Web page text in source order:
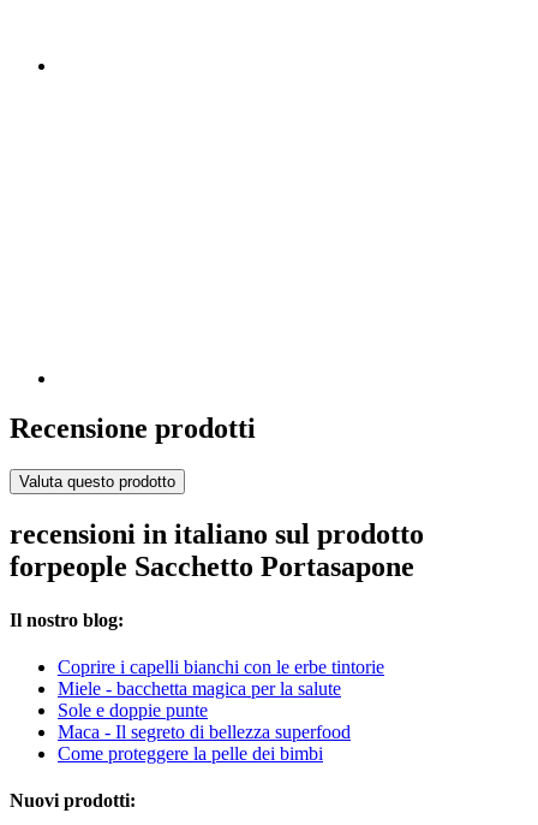
Recensione prodotti
Valuta questo prodotto
recensioni in italiano sul prodotto
forpeople Sacchetto Portasapone
Il nostro blog:
Coprire i capelli bianchi con le erbe tintorie
Miele - bacchetta magica per la salute
Sole e doppie punte
Maca - Il segreto di bellezza superfood
Come proteggere la pelle dei bimbi
Nuovi prodotti: